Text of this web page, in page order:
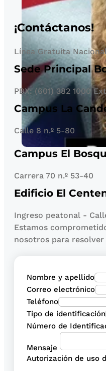
¡Contáctanos!
Línea Gratuita
Sede Principal
PBX: (601) 382 1000
Campus La
Calle 8 n.º 5-80
Campus El
Carrera 70 n.º 53-40
Edificio El
Ingreso peatonal -
Estamos
nosotros para
Nombre y apellido
Correo electrónico
Teléfono
Tipo de identificación
Número de
Mensaje
Autorización de uso